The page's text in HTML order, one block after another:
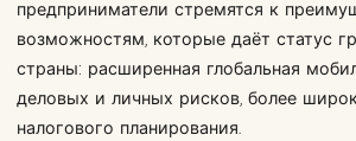
предприниматели стремятся к
возможностям, которые даёт статус
страны: расширенная глобальная
деловых и личных рисков, более
налогового планирования.